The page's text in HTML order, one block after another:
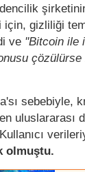
için, gizliliği
ve ''Bitcoin ile
sebebiyle,
uluslararası
olmuştu.